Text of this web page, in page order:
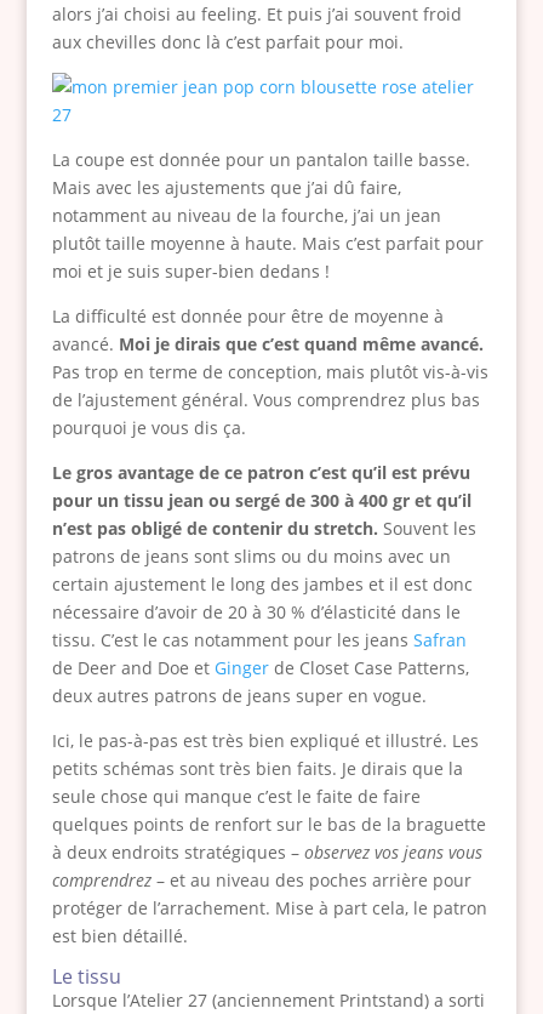
alors j’ai choisi au feeling. Et puis j’ai souvent froid
aux chevilles donc là c’est parfait pour moi.
La coupe est donnée pour un pantalon taille basse.
Mais avec les ajustements que j’ai dû faire,
notamment au niveau de la fourche, j’ai un jean
plutôt taille moyenne à haute. Mais c’est parfait pour
moi et je suis super-bien dedans !
La difficulté est donnée pour être de moyenne à
avancé. Moi je dirais que c’est quand même avancé.
Pas trop en terme de conception, mais plutôt vis-à-vis
de l’ajustement général. Vous comprendrez plus bas
pourquoi je vous dis ça.
Le gros avantage de ce patron c’est qu’il est prévu
pour un tissu jean ou sergé de 300 à 400 gr et qu’il
n’est pas obligé de contenir du stretch. Souvent les
patrons de jeans sont slims ou du moins avec un
certain ajustement le long des jambes et il est donc
nécessaire d’avoir de 20 à 30 % d’élasticité dans le
tissu. C’est le cas notamment pour les jeans Safran
de Deer and Doe et Gingerde Closet Case Patterns,
deux autres patrons de jeans super en vogue.
Ici, le pas-à-pas est très bien expliqué et illustré. Les
petits schémas sont très bien faits. Je dirais que la
seule chose qui manque c’est le faite de faire
quelques points de renfort sur le bas de la braguette
à deux endroits stratégiques –observez vos jeans vous
comprendrez– et au niveau des poches arrière pour
protéger de l’arrachement. Mise à part cela, le patron
est bien détaillé.
Le tissu
Lorsque l’Atelier 27 (anciennement Printstand) a sorti